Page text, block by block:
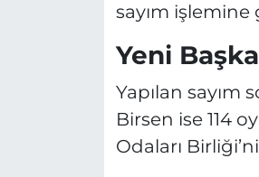
sayım işlemine
Yeni
Yapılan sayım
Birsen ise 114
Odaları